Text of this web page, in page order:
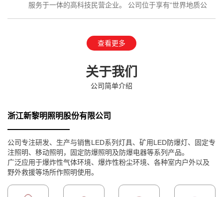
服务于一体的高科技民营企业。 公司位于享有“世界地质公
园”、国家AAAAA级…
查看更多
关于我们
公司简单介绍
浙江新黎明照明股份有限公司
公司专注研发、生产与销售LED系列灯具、矿用LED防爆灯、固定专
注照明、移动照明，固定防爆照明及防爆电器等系列产品。
广泛应用于爆炸性气体环境、爆炸性粉尘环境、各种室内户外以及
野外救援等场所作照明使用。